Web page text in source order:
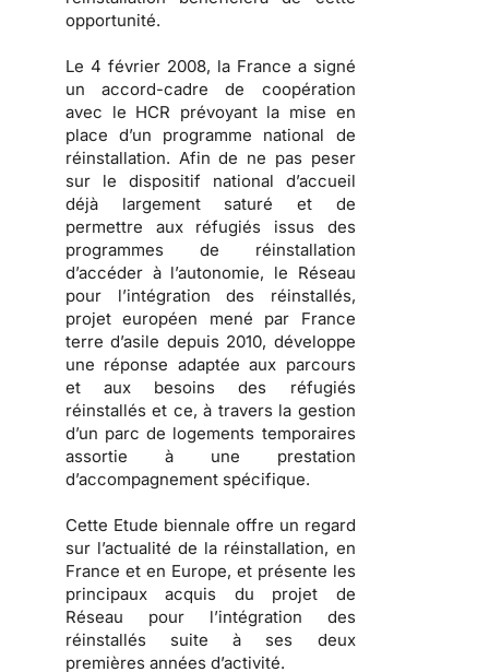
opportunité.
Le 4 février 2008, la France a signé
un accord-cadre de coopération
avec le HCR prévoyant la mise en
place d’un programme national de
réinstallation. Afin de ne pas peser
sur le dispositif national d’accueil
déjà largement saturé et de
permettre aux réfugiés issus des
programmes de réinstallation
d’accéder à l’autonomie, le Réseau
pour l’intégration des réinstallés,
projet européen mené par France
terre d’asile depuis 2010, développe
une réponse adaptée aux parcours
et aux besoins des réfugiés
réinstallés et ce, à travers la gestion
d’un parc de logements temporaires
assortie à une prestation
d’accompagnement spécifique.
Cette Etude biennale offre un regard
sur l’actualité de la réinstallation, en
France et en Europe, et présente les
principaux acquis du projet de
Réseau pour l’intégration des
réinstallés suite à ses deux
premières années d’activité.